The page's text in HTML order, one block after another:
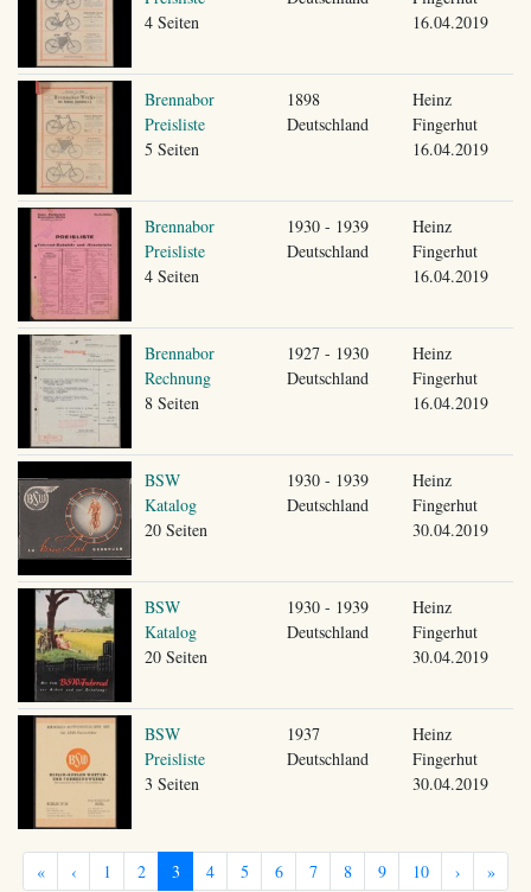
4 Seiten
16.04.2019
Brennabor
Preisliste
5 Seiten
1898
Deutschland
Heinz
Fingerhut
16.04.2019
Brennabor
Preisliste
4 Seiten
1930 - 1939
Deutschland
Heinz
Fingerhut
16.04.2019
Brennabor
Rechnung
8 Seiten
1927 - 1930
Deutschland
Heinz
Fingerhut
16.04.2019
BSW
Katalog
20 Seiten
1930 - 1939
Deutschland
Heinz
Fingerhut
30.04.2019
BSW
Katalog
20 Seiten
1930 - 1939
Deutschland
Heinz
Fingerhut
30.04.2019
BSW
Preisliste
3 Seiten
1937
Deutschland
Heinz
Fingerhut
30.04.2019
« ‹ 1 2 3 4 5 6 7 8 9 10 › »